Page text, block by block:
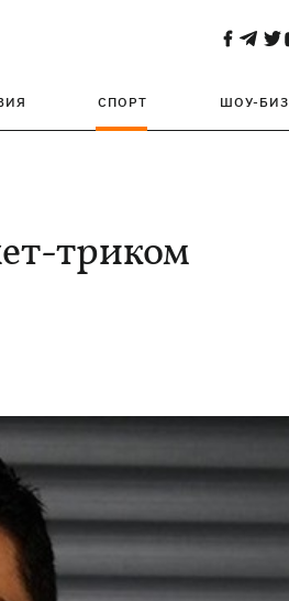
СПОРТ ШОУ-БИЗ
триком